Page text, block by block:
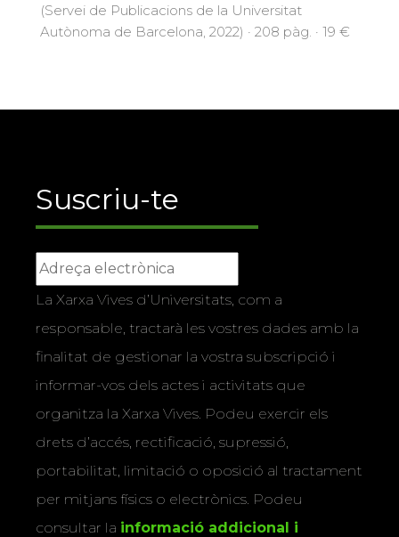
(Servei de Publicacions de la Universitat
Autònoma de Barcelona, 2022) · 208 pàg. · 19 €
Suscriu-te
La Xarxa Vives d’Universitats, com a
responsable, tractarà les vostres dades amb la
finalitat de gestionar la vostra subscripció i
informar-vos dels actes i activitats que
organitza la Xarxa Vives. Podeu exercir els
drets d’accés, rectificació, supressió,
portabilitat, limitació o oposició al tractament
per mitjans físics o electrònics. Podeu
consultar la informació addicional i